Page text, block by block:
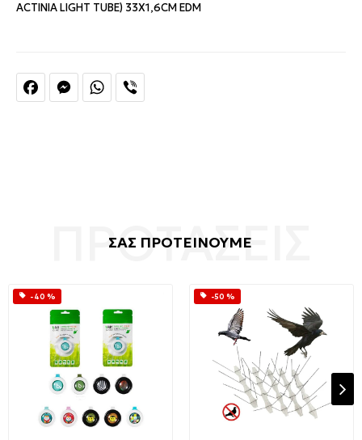
FacebookMessengerWhatsApp
ACTINIA LIGHT TUBE) 33X1,6CM EDM
ΣΑΣ ΠΡΟΤΕΙΝΟΥΜΕ
-40 % -50 %